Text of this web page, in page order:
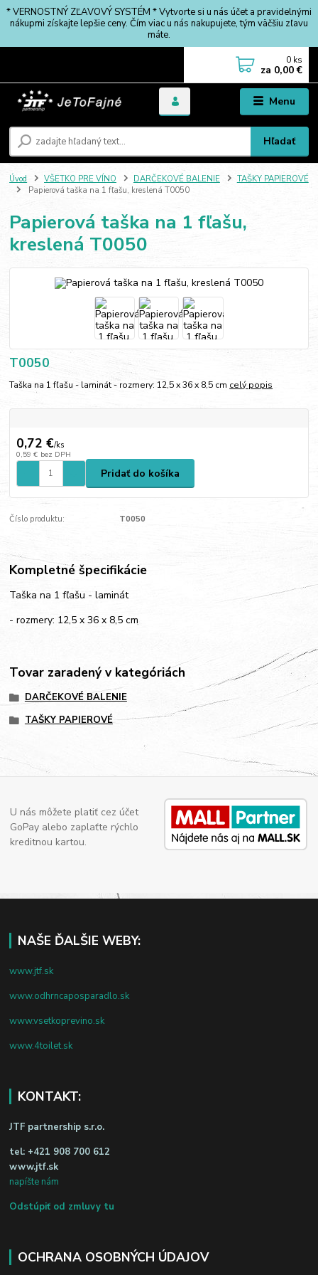
* VERNOSTNÝ ZĽAVOVÝ SYSTÉM * Vytvorte si u nás účet a pravidelnými
nákupmi získajte lepšie ceny. Čím viac u nás nakupujete, tým väčšiu zľavu
máte.
Menu
Hľadať
0 ks
za 0,00 €
Úvod VŠETKO PRE VÍNO DARČEKOVÉ BALENIE
TAŠKY PAPIEROVÉ
Papierová taška na 1 fľašu, kreslená T0050
Papierová taška na 1 fľašu,
kreslená T0050
T0050
Taška na 1 fľašu - laminát - rozmery: 12,5 x 36 x 8,5 cm celý popis
0,72 €/ks
0,59 € bez DPH
Pridať do košíka
Číslo produktu: T0050
Kompletné špecifikácie
Taška na 1 fľašu - laminát
- rozmery: 12,5 x 36 x 8,5 cm
Tovar zaradený v kategóriách
DARČEKOVÉ BALENIE
TAŠKY PAPIEROVÉ
U nás môžete platiť cez účet
GoPay alebo zaplaťte rýchlo
kreditnou kartou.
NAŠE ĎALŠIE WEBY:
www.jtf.sk
www.odhrncaposparadlo.sk
www.vsetkoprevino.sk
www.4toilet.sk
KONTAKT:
JTF partnership s.r.o.
tel: +421 908 700 612
www.jtf.sk
napíšte nám
Odstúpiť od zmluvy tu
OCHRANA OSOBNÝCH ÚDAJOV